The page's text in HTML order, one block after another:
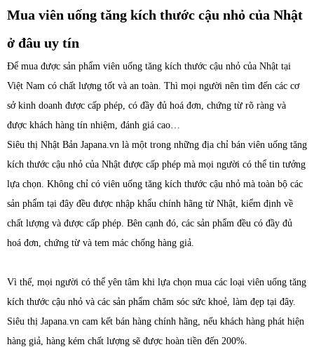
Mua viên uống tăng kích thước cậu nhỏ của Nhật
ở đâu uy tín
Để mua được sản phẩm viên uống tăng kích thước cậu nhỏ của Nhật tại
Việt Nam có chất lượng tốt và an toàn. Thì mọi người nên tìm đến các cơ
sở kinh doanh được cấp phép, có đầy đủ hoá đơn, chứng từ rõ ràng và
được khách hàng tín nhiệm, đánh giá cao…
Siêu thị Nhật Bản Japana.vn là một trong những địa chỉ bán viên uống tăng
kích thước cậu nhỏ của Nhật được cấp phép mà mọi người có thể tin tưởng
lựa chọn. Không chỉ có viên uống tăng kích thước cậu nhỏ mà toàn bộ các
sản phẩm tại đây đều được nhập khẩu chính hãng từ Nhật, kiểm định về
chất lượng và được cấp phép. Bên cạnh đó, các sản phẩm đều có đầy đủ
hoá đơn, chứng từ và tem mác chống hàng giả.
Vì thế, mọi người có thể yên tâm khi lựa chọn mua các loại viên uống tăng
kích thước cậu nhỏ và các sản phẩm chăm sóc sức khoẻ, làm đẹp tại đây.
Siêu thị Japana.vn cam kết bán hàng chính hãng, nếu khách hàng phát hiện
hàng giả, hàng kém chất lượng sẽ được hoàn tiền đến 200%.